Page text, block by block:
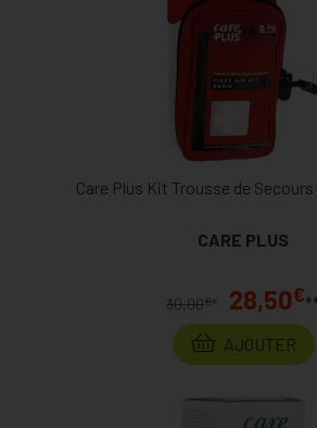
Care Plus Kit Trousse de
CARE PLUS
30,00€* 28,50€**
AJOUTER